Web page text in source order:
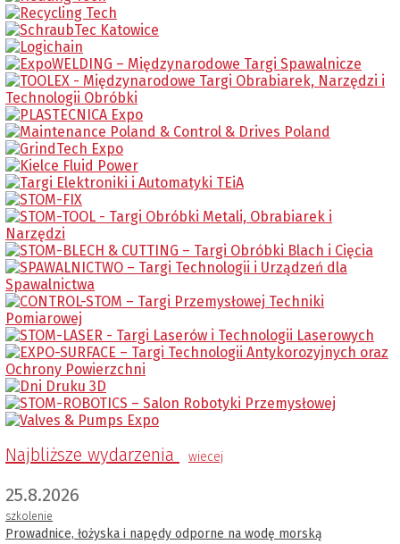
Najbliższe wydarzenia wiecej
25.8.2026
szkolenie
Prowadnice, łożyska i napędy odporne na wodę morską